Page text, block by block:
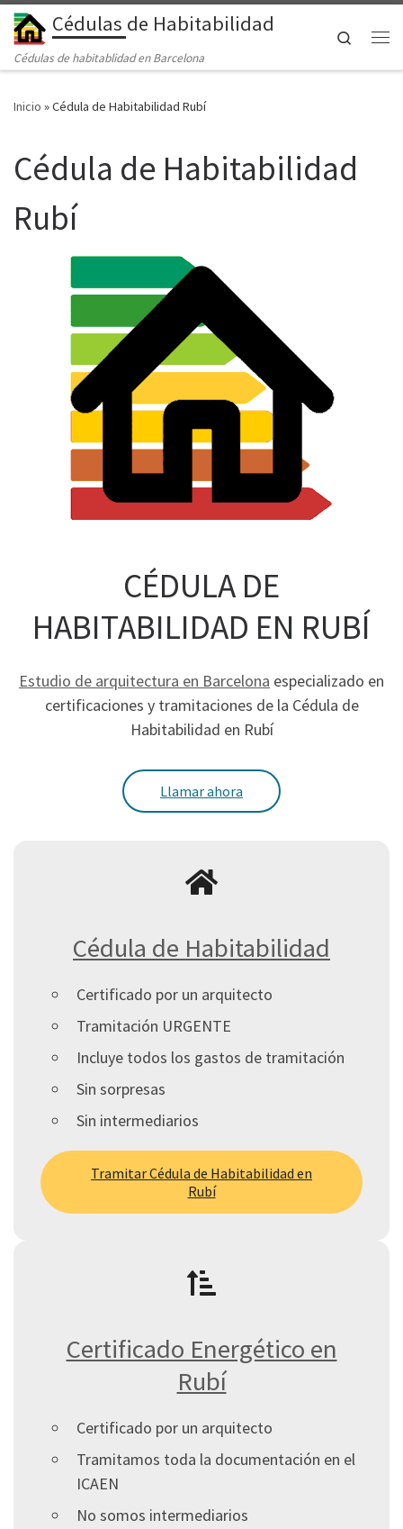
Saltar al contenido
Cédulas de Habitabilidad
Cédulas de habitablidad en Barcelona
Search
Inicio »Cédula de Habitabilidad Rubí
Cédula de Habitabilidad
Rubí
CÉDULA DE
HABITABILIDAD EN RUBÍ
Estudio de arquitectura en Barcelona especializado en
certificaciones y tramitaciones de la Cédula de
Habitabilidad en Rubí
Llamar ahora
Cédula de Habitabilidad
Certificado por un arquitecto
Tramitación URGENTE
Incluye todos los gastos de tramitación
Sin sorpresas
Sin intermediarios
Tramitar Cédula de Habitabilidad en
Rubí
Certificado Energético en
Rubí
Certificado por un arquitecto
Tramitamos toda la documentación en el
ICAEN
No somos intermediarios